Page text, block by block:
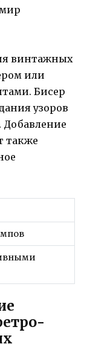
винтажных
или
Бисер
узоров
также